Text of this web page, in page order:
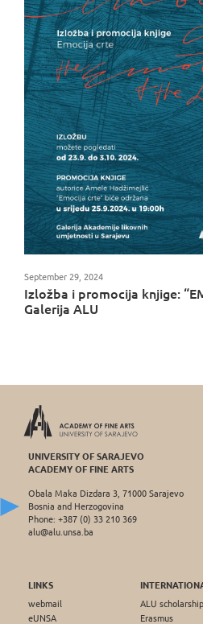
Izložba i promocija knjige:
Galerija ALU
September 29, 2024
UNIVERSITY OF SARAJEVO
ACADEMY OF FINE ARTS
Obala Maka Dizdara 3, 71000 Sarajevo
Bosnia and Herzogovina
Phone: +387 (0) 33 210 369
alu@alu.unsa.ba
LINKS
webmail
eUNSA
ALU
Erasmus